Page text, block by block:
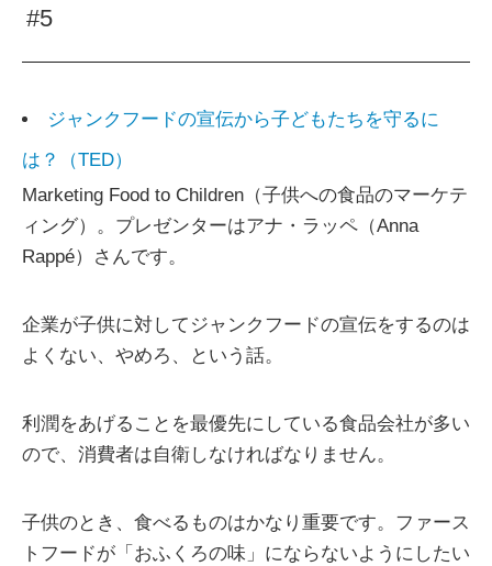
#5
ジャンクフードの宣伝から子どもたちを守るに
は？（TED）
Marketing Food to Children（子供への食品のマーケテ
ィング）。プレゼンターはアナ・ラッペ（Anna
Rappé）さんです。
企業が子供に対してジャンクフードの宣伝をするのは
よくない、やめろ、という話。
利潤をあげることを最優先にしている食品会社が多い
ので、消費者は自衛しなければなりません。
子供のとき、食べるものはかなり重要です。ファース
トフードが「おふくろの味」にならないようにしたい